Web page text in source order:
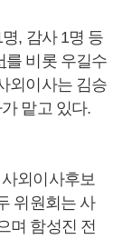
, 감사 1명 등
를 비롯 우길수
외이사는 김승
맡고 있다.
외이사후보
위원회는 사
며 함성진 전